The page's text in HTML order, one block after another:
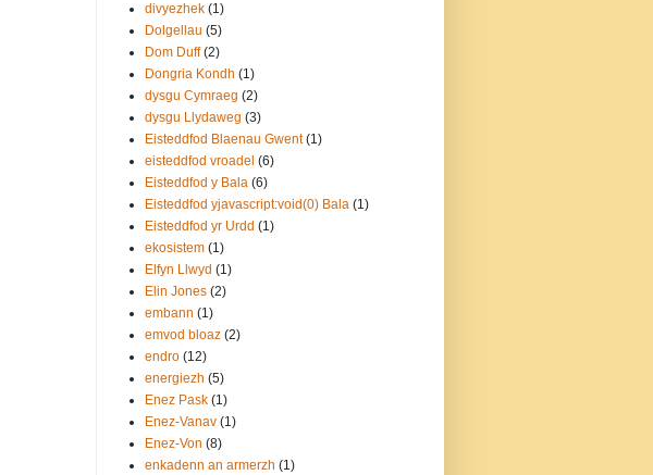
divyezhek (1)
Dolgellau (5)
Dom Duff (2)
Dongria Kondh (1)
dysgu Cymraeg (2)
dysgu Llydaweg (3)
Eisteddfod Blaenau Gwent (1)
eisteddfod vroadel (6)
Eisteddfod y Bala (6)
Eisteddfod yjavascript:void(0) Bala (1)
Eisteddfod yr Urdd (1)
ekosistem (1)
Elfyn Llwyd (1)
Elin Jones (2)
embann (1)
emvod bloaz (2)
endro (12)
energiezh (5)
Enez Pask (1)
Enez-Vanav (1)
Enez-Von (8)
enkadenn an armerzh (1)